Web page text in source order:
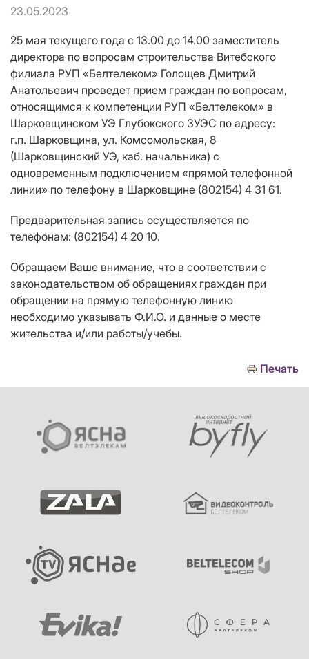
23.05.2023
25 мая текущего года с 13.00 до 14.00 заместитель
директора по вопросам строительства Витебского
филиала РУП «Белтелеком» Голощев Дмитрий
Анатольевич проведет прием граждан по вопросам,
относящимся к компетенции РУП «Белтелеком» в
Шарковщинском УЭ Глубокского ЗУЭС по адресу:
г.п. Шарковщина, ул. Комсомольская, 8
(Шарковщинский УЭ, каб. начальника) с
одновременным подключением «прямой телефонной
линии» по телефону в Шарковщине (802154) 4 31 61.
Предварительная запись осуществляется по
телефонам: (802154) 4 20 10.
Обращаем Ваше внимание, что в соответствии с
законодательством об обращениях граждан при
обращении на прямую телефонную линию
необходимо указывать Ф.И.О. и данные о месте
жительства и/или работы/учебы.
Печать